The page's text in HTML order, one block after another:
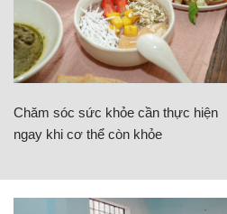
Chăm sóc sức khỏe cần thực hiện
ngay khi cơ thể còn khỏe